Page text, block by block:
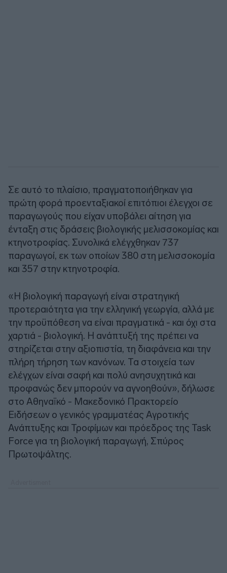
Σε αυτό το πλαίσιο, πραγματοποιήθηκαν για
πρώτη φορά προενταξιακοί επιτόπιοι έλεγχοι σε
παραγωγούς που είχαν υποβάλει αίτηση για
ένταξη στις δράσεις βιολογικής μελισσοκομίας και
κτηνοτροφίας. Συνολικά ελέγχθηκαν 737
παραγωγοί, εκ των οποίων 380 στη μελισσοκομία
και 357 στην κτηνοτροφία.
«Η βιολογική παραγωγή είναι στρατηγική
προτεραιότητα για την ελληνική γεωργία, αλλά με
την προϋπόθεση να είναι πραγματικά - και όχι στα
χαρτιά - βιολογική. Η ανάπτυξή της πρέπει να
στηρίζεται στην αξιοπιστία, τη διαφάνεια και την
πλήρη τήρηση των κανόνων. Τα στοιχεία των
ελέγχων είναι σαφή και πολύ ανησυχητικά και
προφανώς δεν μπορούν να αγνοηθούν», δήλωσε
στο Αθηναϊκό - Μακεδονικό Πρακτορείο
Ειδήσεων ο γενικός γραμματέας Αγροτικής
Ανάπτυξης και Τροφίμων και πρόεδρος της Task
Force για τη βιολογική παραγωγή, Σπύρος
Πρωτοψάλτης.